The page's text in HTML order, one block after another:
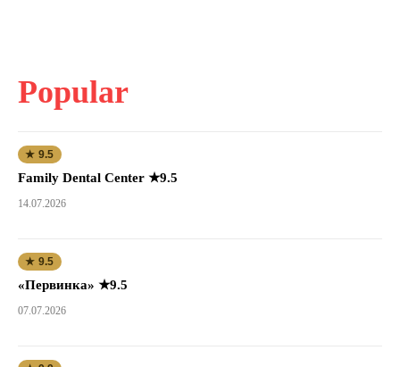
Popular
★ 9.5
Family Dental Center ★9.5
14.07.2026
★ 9.5
«Первинка» ★9.5
07.07.2026